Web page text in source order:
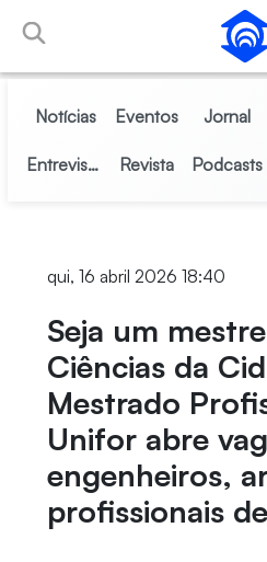
Pular para o Conteúdo principal
Notícias Eventos Jornal
Entrevistas Revista Podcasts
qui, 16 abril 2026 18:40
Seja um
Ciências da
Mestrado
Unifor abre
engenheiros,
profissionais